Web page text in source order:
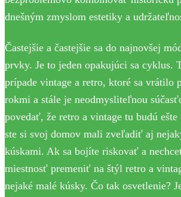
dnešným zmyslom estetiky a
Častejšie a častejšie sa do najnovšej
prvky. Je to jeden opakujúci sa cyklus.
prípade vintage a retro, ktoré sa vrátilo
rokmi a stále je neodmysliteľnou
povedať, že retro a vintage tu budú
ste si svoj domov mali zveľadiť aj
kúskami. Ak sa bojíte riskovať a
miestnosť premeniť na štýl retro a
nejaké malé kúsky. Čo tak osvetlenie?